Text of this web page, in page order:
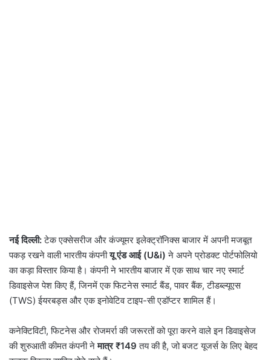
नई दिल्ली:टेक एक्सेसरीज और कंज्यूमर इलेक्ट्रॉनिक्स बाजार में अपनी मजबूत
पकड़ रखने वाली भारतीय कंपनीयू एंड आई (U&i) ने अपने प्रोडक्ट पोर्टफोलियो
का कड़ा विस्तार किया है। कंपनी ने भारतीय बाजार में एक साथ चार नए स्मार्ट
डिवाइसेज पेश किए हैं, जिनमें एक फिटनेस स्मार्ट बैंड, पावर बैंक, टीडब्ल्यूएस
(TWS) ईयरबड्स और एक इनोवेटिव टाइप-सी एडॉप्टर शामिल हैं।
कनेक्टिविटी, फिटनेस और रोजमर्रा की जरूरतों को पूरा करने वाले इन डिवाइसेज
की शुरुआती कीमत कंपनी नेमात्र ₹149 तय की है, जो बजट यूजर्स के लिए बेहद